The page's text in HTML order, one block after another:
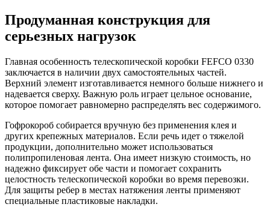
Продуманная конструкция для
серьезных нагрузок
Главная особенность телескопической коробки FEFCO 0330
заключается в наличии двух самостоятельных частей.
Верхний элемент изготавливается немного больше нижнего и
надевается сверху. Важную роль играет цельное основание,
которое помогает равномерно распределять вес содержимого.
Гофрокороб собирается вручную без применения клея и
других крепежных материалов. Если речь идет о тяжелой
продукции, дополнительно может использоваться
полипропиленовая лента. Она имеет низкую стоимость, но
надежно фиксирует обе части и помогает сохранить
целостность телескопической коробки во время перевозки.
Для защиты ребер в местах натяжения ленты применяют
специальные пластиковые накладки.